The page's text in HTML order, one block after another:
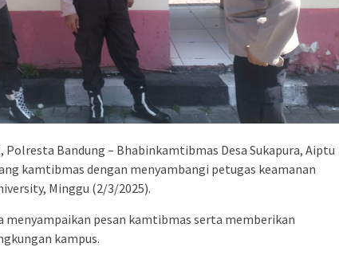
Polresta Bandung – Bhabinkamtibmas Desa Sukapura, Aiptu
kamtibmas dengan menyambangi petugas keamanan
Minggu (2/3/2025).
menyampaikan pesan kamtibmas serta memberikan
kampus.